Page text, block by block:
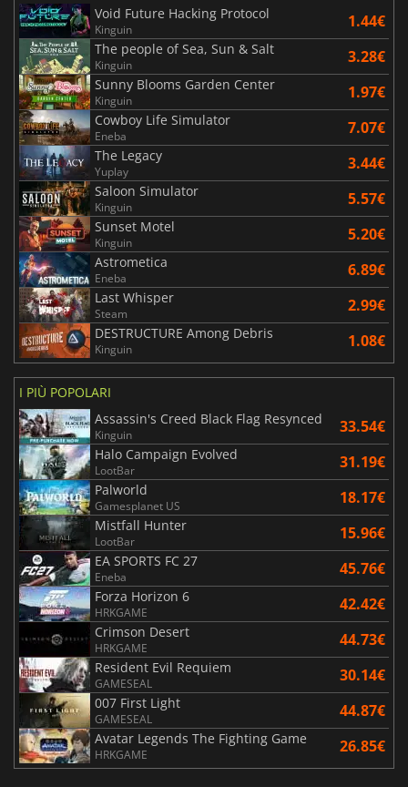
Void Future Hacking Protocol
Kinguin 1.44€
The people of Sea, Sun & Salt
Kinguin 3.28€
Sunny Blooms Garden Center
Kinguin 1.97€
Cowboy Life Simulator
Eneba 7.07€
The Legacy
Yuplay 3.44€
Saloon Simulator
Kinguin 5.57€
Sunset Motel
Kinguin 5.20€
Astrometica
Eneba 6.89€
Last Whisper
Steam 2.99€
DESTRUCTURE Among Debris
Kinguin 1.08€
I PIÙ POPOLARI
Assassin's Creed Black Flag Resynced
Kinguin 33.54€
Halo Campaign Evolved
LootBar 31.19€
Palworld
Gamesplanet US 18.17€
Mistfall Hunter
LootBar 15.96€
EA SPORTS FC 27
Eneba 45.76€
Forza Horizon 6
HRKGAME 42.42€
Crimson Desert
HRKGAME 44.73€
Resident Evil Requiem
GAMESEAL 30.14€
007 First Light
GAMESEAL 44.87€
Avatar Legends The Fighting Game
HRKGAME 26.85€